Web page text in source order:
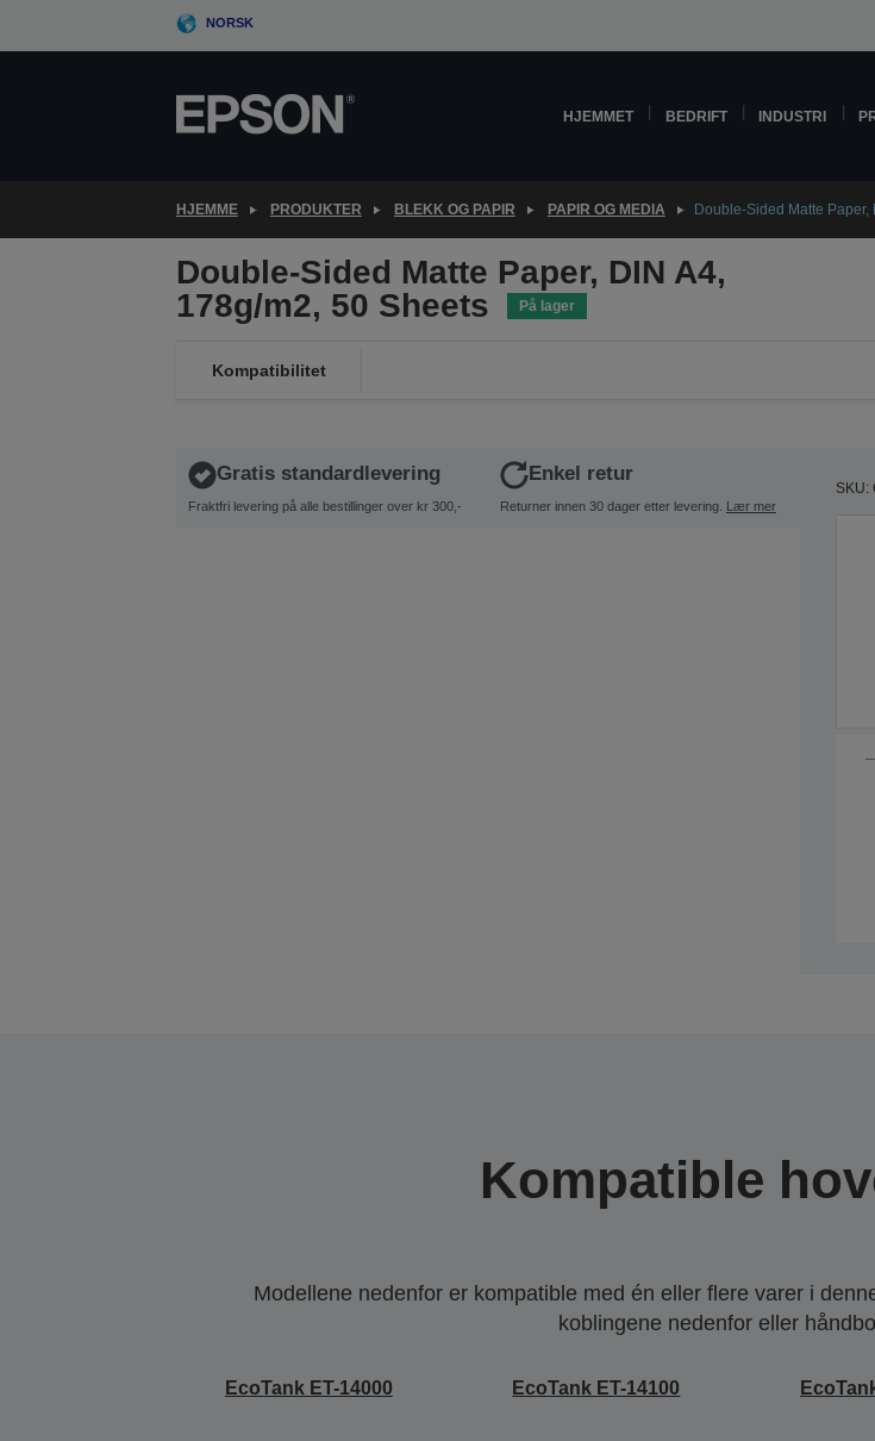
NORSK
HJEMMET BEDRIFT INDUSTRI
HJEMME PRODUKTER BLEKK OG PAPIR PAPIR OG MEDIA Double-Sided Matte
Double-Sided Matte Paper, DIN A4,
178g/m2, 50 Sheets
På lager
Kompatibilitet
Gratis standardlevering
Fraktfri levering på alle bestillinger over kr 300,-
Enkel retur
Returner innen 30 dager etter levering. Lær mer
SKU:
Kompatible
Modellene nedenfor er kompatible med én eller flere varer i
koblingene nedenfor eller
EcoTank ET-14000 EcoTank ET-14100